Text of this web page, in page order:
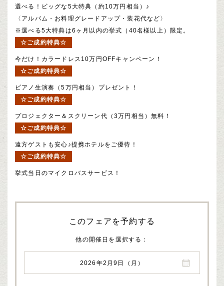
選べる！ビッグな5大特典（約10万円相当）♪
〈アルバム・お料理グレードアップ・装花代など〉
※選べる5大特典は6ヶ月以内の挙式（40名様以上）限定。
☆ご成約特典☆
今だけ！カラードレス10万円OFFキャンペーン！
☆ご成約特典☆
ピアノ生演奏（5万円相当）プレゼント！
☆ご成約特典☆
プロジェクター＆スクリーン代（3万円相当）無料！
☆ご成約特典☆
遠方ゲストも安心♪提携ホテルをご優待！
☆ご成約特典☆
挙式当日のマイクロバスサービス！
このフェアを予約する
他の開催日を選択する
2026年2月9日（月）